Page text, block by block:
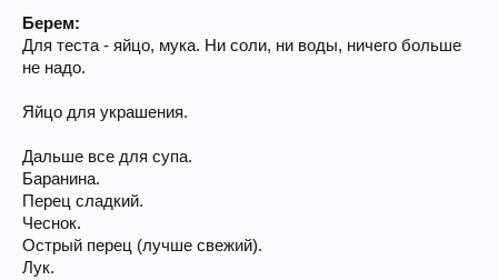
Берем:
Для теста - яйцо, мука. Ни соли, ни воды, ничего больше
не надо.
Яйцо для украшения.
Дальше все для супа.
Баранина.
Перец сладкий.
Чеснок.
Острый перец (лучше свежий).
Лук.